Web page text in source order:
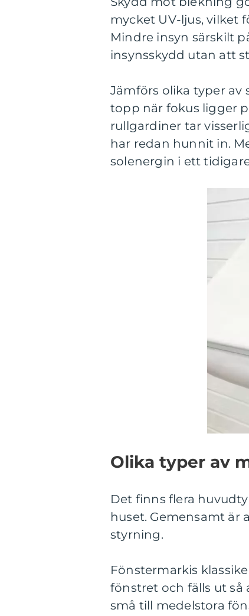
mycket UV-ljus, vilket
Mindre insyn särskilt
insynsskydd utan att
Jämförs olika typer
topp när fokus ligger
rullgardiner tar
har redan hunnit in.
solenergin i ett
Olika typer av
Det finns flera
huset. Gemensamt är
styrning.
Fönstermarkis
fönstret och fälls ut så
små till medelstora